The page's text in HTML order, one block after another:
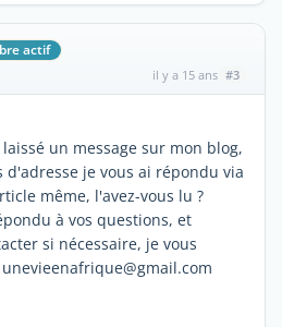
actif
il y a 15 ans #3
un message sur mon blog,
d'adresse je vous ai répondu via
même, l'avez-vous lu ?
à vos questions, et
si nécessaire, je vous